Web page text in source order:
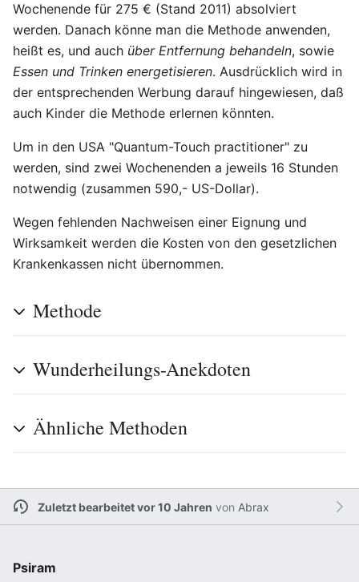
Wochenende für 275 € (Stand 2011) absolviert
werden. Danach könne man die Methode anwenden,
heißt es, und auch über Entfernung behandeln, sowie
Essen und Trinken energetisieren. Ausdrücklich wird in
der entsprechenden Werbung darauf hingewiesen, daß
auch Kinder die Methode erlernen könnten.
Um in den USA "Quantum-Touch practitioner" zu
werden, sind zwei Wochenenden a jeweils 16 Stunden
notwendig (zusammen 590,- US-Dollar).
Wegen fehlenden Nachweisen einer Eignung und
Wirksamkeit werden die Kosten von den gesetzlichen
Krankenkassen nicht übernommen.
Methode
Wunderheilungs-Anekdoten
Ähnliche Methoden
Zuletzt bearbeitet vor 10 Jahren von Abrax
Psiram